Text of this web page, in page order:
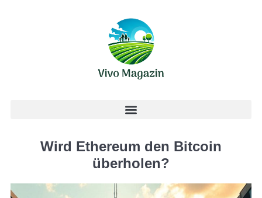
Wird Ethereum den Bitcoin
überholen?